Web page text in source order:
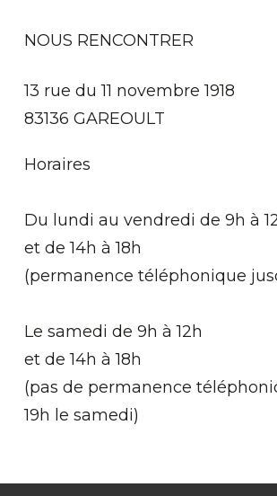
NOUS RENCONTRER
13 rue du 11 novembre 1918
83136 GAREOULT
Horaires
Du lundi au vendredi de 9h à
et de 14h à 18h
(permanence téléphonique
Le samedi de 9h à 12h
et de 14h à 18h
(pas de permanence
19h le samedi)